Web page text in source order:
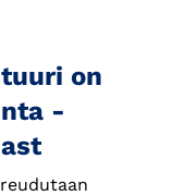
on
-